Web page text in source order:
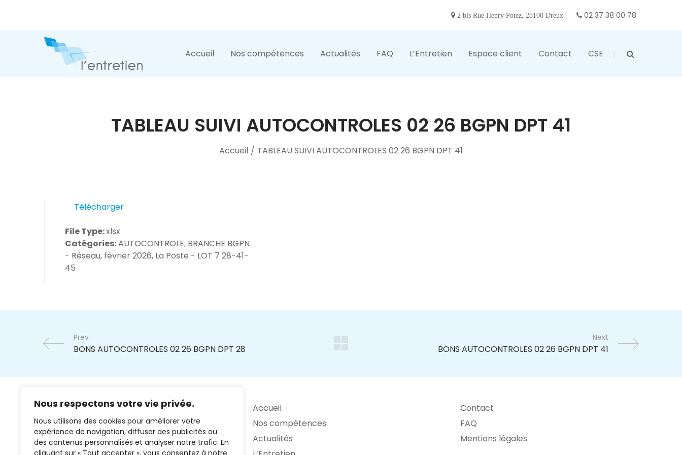
Nous respectons votre vie privée.
Nous utilisons des cookies pour améliorer votre
expérience de navigation, diffuser des publicités ou
des contenus personnalisés et analyser notre trafic. En
cliquant sur « Tout accepter », vous consentez à notre
2 bis Rue Henry Potez, 28100 Dreux 02 37 38 00 78
Accueil Nos compétences Actualités FAQ L’Entretien Espace client Contact CSE
TABLEAU SUIVI AUTOCONTROLES 02 26 BGPN DPT 41
Accueil / TABLEAU SUIVI AUTOCONTROLES 02 26 BGPN DPT 41
Télécharger
File Type:xlsx
Catégories:AUTOCONTROLE, BRANCHE BGPN
- Réseau, février 2026, La Poste - LOT 7 28-41-
45
Prev Next
Accueil
Nos compétences
Actualités
Contact
FAQ
Mentions légales